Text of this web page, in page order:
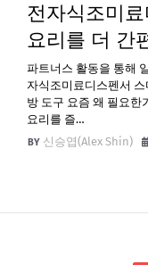
전자식조미
요리를 더 간
파트너스 활동을 통해
자식조미료디스펜서
방 도구 요즘 왜 필요한
요리를 즐…
신승엽(Alex Shin)